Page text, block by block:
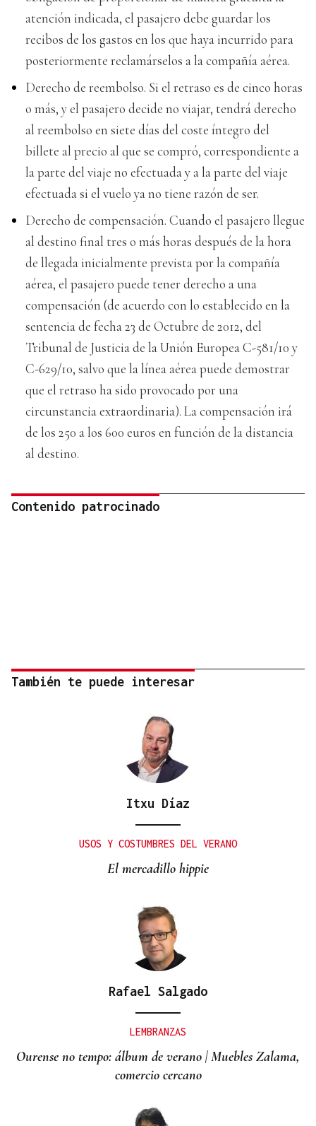
atención indicada, el pasajero debe guardar los
recibos de los gastos en los que haya incurrido para
posteriormente reclamárselos a la compañía aérea.
Derecho de reembolso. Si el retraso es de cinco horas
o más, y el pasajero decide no viajar, tendrá derecho
al reembolso en siete días del coste íntegro del
billete al precio al que se compró, correspondiente a
la parte del viaje no efectuada y a la parte del viaje
efectuada si el vuelo ya no tiene razón de ser.
Derecho de compensación. Cuando el pasajero llegue
al destino final tres o más horas después de la hora
de llegada inicialmente prevista por la compañía
aérea, el pasajero puede tener derecho a una
compensación (de acuerdo con lo establecido en la
sentencia de fecha 23 de Octubre de 2012, del
Tribunal de Justicia de la Unión Europea C-581/10 y
C-629/10, salvo que la línea aérea puede demostrar
que el retraso ha sido provocado por una
circunstancia extraordinaria). La compensación irá
de los 250 a los 600 euros en función de la distancia
al destino.
Contenido patrocinado
También te puede interesar
Itxu Díaz
USOS Y COSTUMBRES DEL VERANO
El mercadillo hippie
Rafael Salgado
LEMBRANZAS
Ourense no tempo: álbum de verano | Muebles Zalama,
comercio cercano